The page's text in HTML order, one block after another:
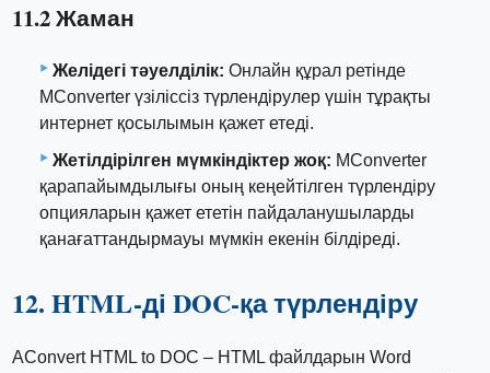
11.2 Жаман
Желідегі тәуелділік: Онлайн құрал ретінде
MConverter үзіліссіз түрлендірулер үшін тұрақты
интернет қосылымын қажет етеді.
Жетілдірілген мүмкіндіктер жоқ: MConverter
қарапайымдылығы оның кеңейтілген түрлендіру
опцияларын қажет ететін пайдаланушыларды
қанағаттандырмауы мүмкін екенін білдіреді.
12. HTML-ді DOC-қа түрлендіру
AConvert HTML to DOC – HTML файлдарын Word